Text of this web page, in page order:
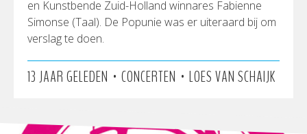
en Kunstbende Zuid-Holland winnares Fabienne
Simonse (Taal). De Popunie was er uiteraard bij om
verslag te doen.
13 JAAR GELEDEN • CONCERTEN • LOES VAN SCHAIJK